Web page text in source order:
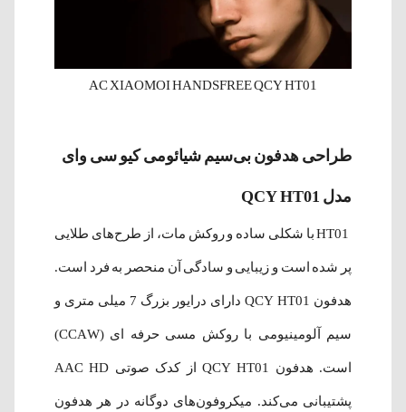
AC XIAOMOI HANDSFREE QCY HT01
طراحی هدفون بی‌سیم شیائومی کیو سی وای
مدل QCY HT01
HT01 با شکلی ساده و روکش مات، از طرح‌های طلایی
پر شده است و زیبایی و سادگی آن منحصر به فرد است.
هدفون QCY HT01 دارای درایور بزرگ 7 میلی متری و
سیم آلومینیومی با روکش مسی حرفه ای (CCAW)
است. هدفون QCY HT01 از کدک صوتی AAC HD
پشتیبانی می‌کند. میکروفون‌های دوگانه در هر هدفون